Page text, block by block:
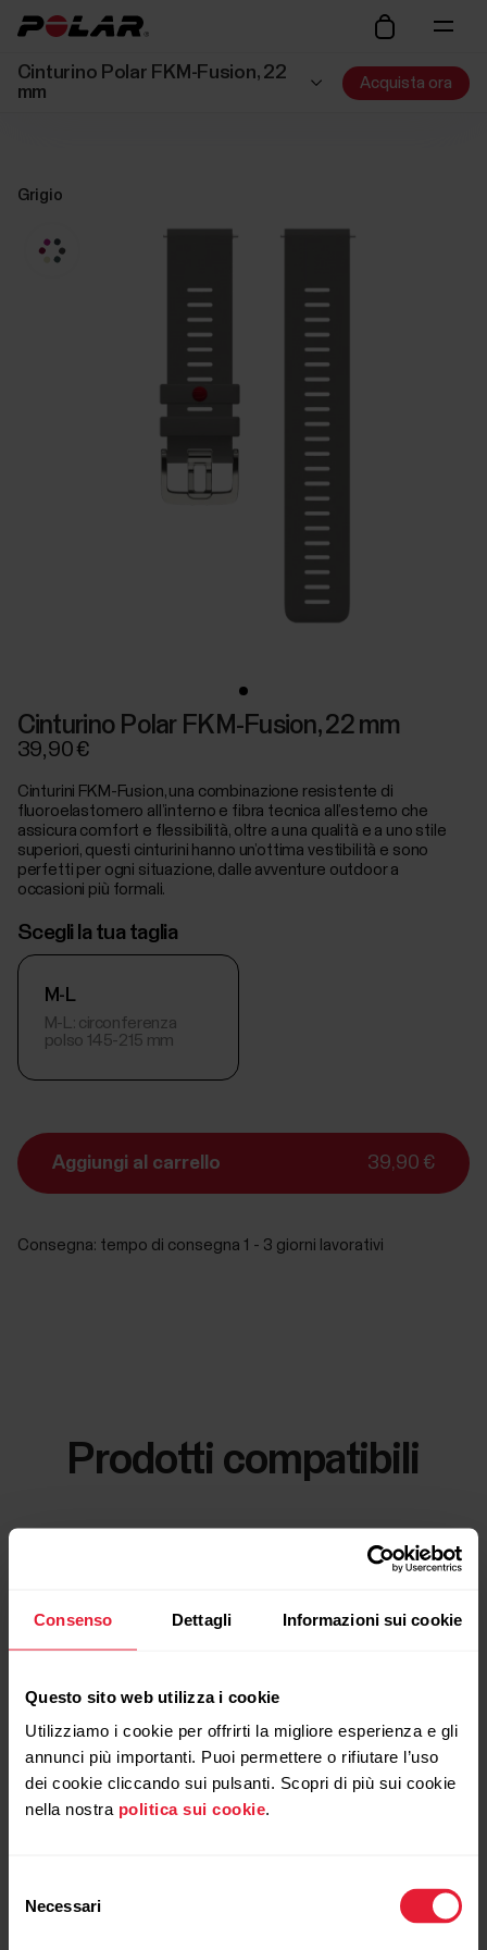
Consenso Dettagli Informazioni sui cookie
Questo sito web utilizza i cookie
Utilizziamo i cookie per offrirti la migliore esperienza e gli
annunci più importanti. Puoi permettere o rifiutare l’uso
dei cookie cliccando sui pulsanti. Scopri di più sui cookie
nella nostra politica sui cookie.
delNecessari
Cinturino Polar FKM-Fusion, 22
mm
Acquista ora
Grigio
Cinturino Polar FKM-Fusion, 22 mm
39,90 €
Cinturini FKM-Fusion, una combinazione resistente di
fluoroelastomero all’interno e fibra tecnica all’esterno che
assicura comfort e flessibilità, oltre a una qualità e a uno stile
superiori, questi cinturini hanno un’ottima vestibilità e sono
perfetti per ogni situazione, dalle avventure outdoor a
occasioni più formali.
Scegli la tua taglia
M-L
M-L: circonferenza
polso 145-215 mm
Aggiungi al carrello 39,90 €
Consegna: tempo di consegna 1 - 3 giorni lavorativi
Prodotti compatibili